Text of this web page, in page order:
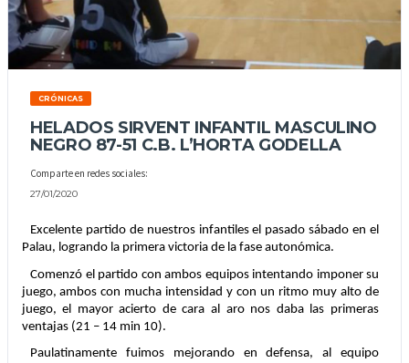
CRÓNICAS
HELADOS SIRVENT INFANTIL MASCULINO
NEGRO 87-51 C.B. L’HORTA GODELLA
Comparte en redes sociales:
27/01/2020
Excelente partido de nuestros infantiles el pasado sábado en el
Palau, logrando la primera victoria de la fase autonómica.
Comenzó el partido con ambos equipos intentando imponer su
juego, ambos con mucha intensidad y con un ritmo muy alto de
juego, el mayor acierto de cara al aro nos daba las primeras
ventajas (21 – 14 min 10).
Paulatinamente fuimos mejorando en defensa, al equipo